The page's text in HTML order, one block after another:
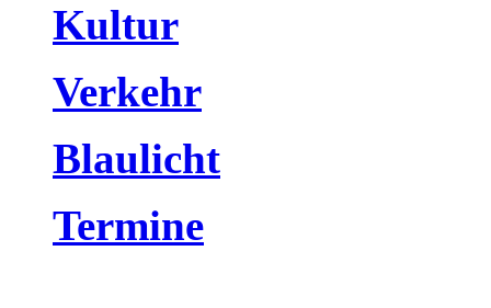
Kultur
Verkehr
Blaulicht
Termine